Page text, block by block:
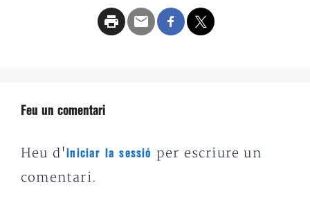
Feu un comentari
Heu d'iniciar la sessió
per escriure un
comentari.